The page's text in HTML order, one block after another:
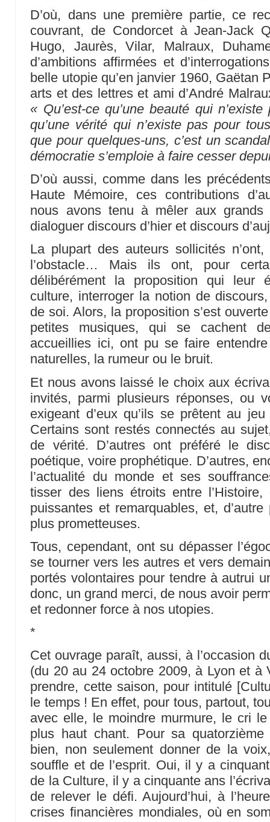
D’où, dans une première partie, ce
couvrant, de Condorcet à Jean-Jack
Hugo, Jaurès, Vilar, Malraux,
d’ambitions affirmées et
belle utopie qu’en janvier 1960, Gaëtan
arts et des lettres et ami d’André
« Qu’est-ce qu’une beauté qui
qu’une vérité qui n’existe pas pour
que pour quelques-uns, c’est un
démocratie s’emploie à faire cesser
D’où aussi, comme dans les
Haute Mémoire, ces contributions
nous avons tenu à mêler aux grands
dialoguer discours d’hier et discours
La plupart des auteurs sollicités
l’obstacle… Mais ils ont, pour
délibérément la proposition qui leur
culture, interroger la notion de
de soi. Alors, la proposition s’est
petites musiques, qui se cachent
accueillies ici, ont pu se faire
naturelles, la rumeur ou le bruit.
Et nous avons laissé le choix aux
invités, parmi plusieurs réponses, ou
exigeant d’eux qu’ils se prêtent au
Certains sont restés connectés au
de vérité. D’autres ont préféré le
poétique, voire prophétique. D’autres,
l’actualité du monde et ses
tisser des liens étroits entre
puissantes et remarquables, et,
plus prometteuses.
Tous, cependant, ont su dépasser
se tourner vers les autres et vers
portés volontaires pour tendre à autrui
donc, un grand merci, de nous avoir
et redonner force à nos utopies.
*
Cet ouvrage paraît, aussi, à l’occasion
(du 20 au 24 octobre 2009, à Lyon et à
prendre, cette saison, pour intitulé
le temps ! En effet, pour tous, partout,
avec elle, le moindre murmure, le cri
plus haut chant. Pour sa
bien, non seulement donner de la
souffle et de l’esprit. Oui, il y a
de la Culture, il y a cinquante ans
de relever le défi. Aujourd’hui, à
crises financières mondiales, où en